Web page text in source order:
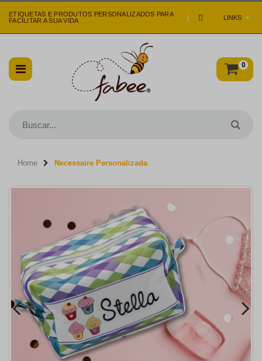
LINKS
ETIQUETAS E PRODUTOS PERSONALIZADOS PARA
FACILITAR A SUA VIDA
|
0
Home Necessaire Personalizada